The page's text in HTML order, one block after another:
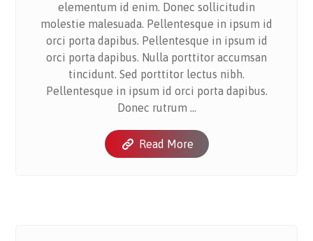
elementum id enim. Donec sollicitudin
molestie malesuada. Pellentesque in ipsum id
orci porta dapibus. Pellentesque in ipsum id
orci porta dapibus. Nulla porttitor accumsan
tincidunt. Sed porttitor lectus nibh.
Pellentesque in ipsum id orci porta dapibus.
Donec rutrum ...
Read More